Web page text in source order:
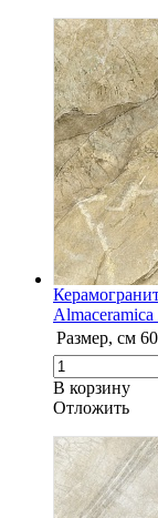
Размер, см
В корзину
Oтложить